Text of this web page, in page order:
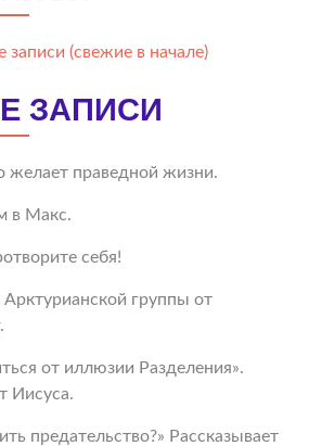
записи (свежие в начале)
ЗАПИСИ
желает праведной жизни.
в Макс.
себя!
группы от
от иллюзии Разделения».
Иисуса.
предательство?» Рассказывает